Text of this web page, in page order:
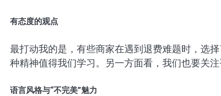
有态度的观点
最打动我的是，有些商家在遇到退费难题时，选
种精神值得我们学习。另一方面看，我们也要关
语言风格与“不完美”魅力